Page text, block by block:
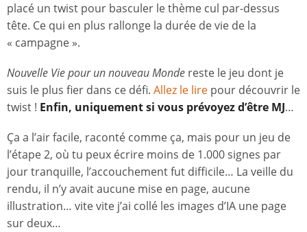
placé un twist pour basculer le thème cul par-dessus
tête. Ce qui en plus rallonge la durée de vie de la
« campagne ».
Nouvelle Vie pour un nouveau Monde reste le jeu dont je
suis le plus fier dans ce défi. Allez le lire pour découvrir le
twist ! Enfin, uniquement si vous prévoyez d’être MJ…
Ça a l’air facile, raconté comme ça, mais pour un jeu de
l’étape 2, où tu peux écrire moins de 1.000 signes par
jour tranquille, l’accouchement fut difficile… La veille du
rendu, il n’y avait aucune mise en page, aucune
illustration… vite vite j’ai collé les images d’IA une page
sur deux…